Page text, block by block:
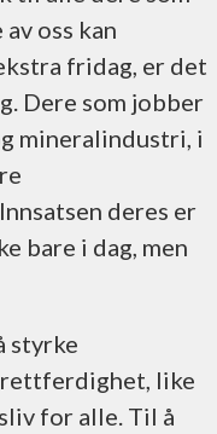
oss kan
fridag, er det
Dere som jobber
mineralindustri, i
deres er
bare i dag, men
styrke
rettferdighet, like
for alle. Til å